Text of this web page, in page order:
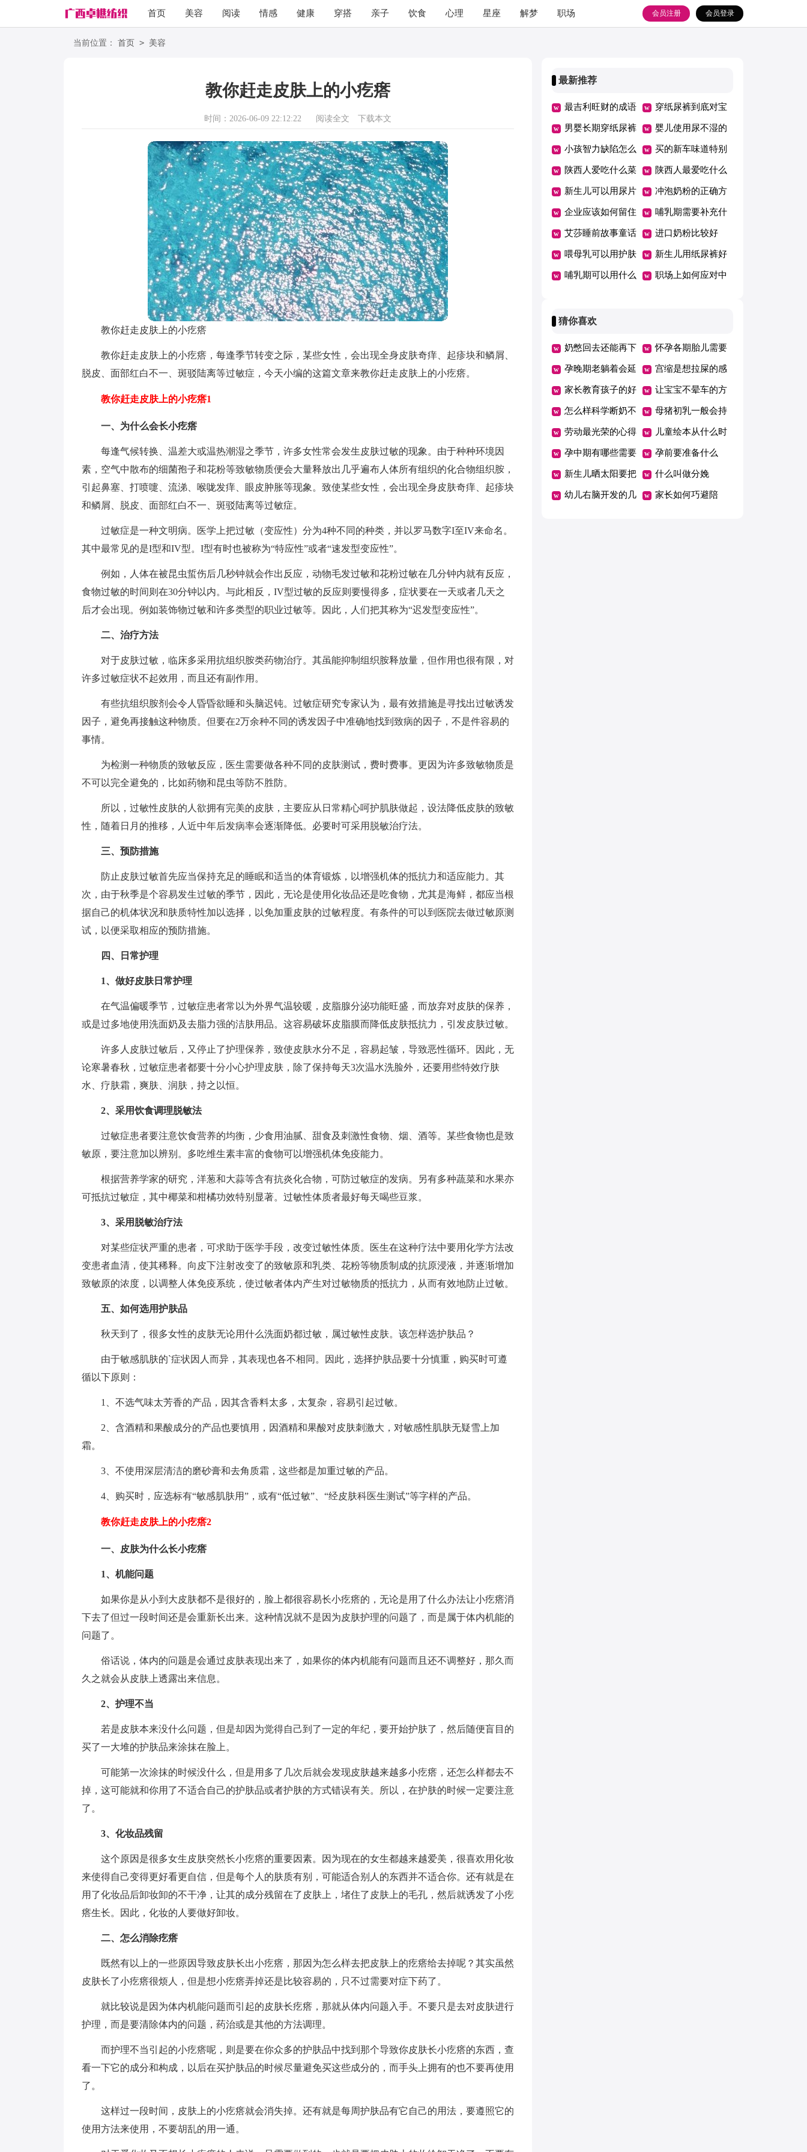
首页 美容 阅读 情感 健康 穿搭 亲子 饮食 心理 星座 解梦 职场
励志
会员登录
会员注册
当前位置： 首页 > 美容
教你赶走皮肤上的小疙瘩
时间：2026-06-09 22:12:22 阅读全文 下载本文
教你赶走皮肤上的小疙瘩
教你赶走皮肤上的小疙瘩，每逢季节转变之际，某些女性，会出现全身皮肤奇痒、起疹块和鳞屑、
脱皮、面部红白不一、斑驳陆离等过敏症，今天小编的这篇文章来教你赶走皮肤上的小疙瘩。
教你赶走皮肤上的小疙瘩1
一、为什么会长小疙瘩
每逢气候转换、温差大或温热潮湿之季节，许多女性常会发生皮肤过敏的现象。由于种种环境因
素，空气中散布的细菌孢子和花粉等致敏物质便会大量释放出几乎遍布人体所有组织的化合物组织胺，
引起鼻塞、打喷嚏、流涕、喉咙发痒、眼皮肿胀等现象。致使某些女性，会出现全身皮肤奇痒、起疹块
和鳞屑、脱皮、面部红白不一、斑驳陆离等过敏症。
过敏症是一种文明病。医学上把过敏（变应性）分为4种不同的种类，并以罗马数字I至IV来命名。
其中最常见的是I型和IV型。I型有时也被称为“特应性”或者“速发型变应性”。
例如，人体在被昆虫蜇伤后几秒钟就会作出反应，动物毛发过敏和花粉过敏在几分钟内就有反应，
食物过敏的时间则在30分钟以内。与此相反，IV型过敏的反应则要慢得多，症状要在一天或者几天之
后才会出现。例如装饰物过敏和许多类型的职业过敏等。因此，人们把其称为“迟发型变应性”。
二、治疗方法
对于皮肤过敏，临床多采用抗组织胺类药物治疗。其虽能抑制组织胺释放量，但作用也很有限，对
许多过敏症状不起效用，而且还有副作用。
有些抗组织胺剂会令人昏昏欲睡和头脑迟钝。过敏症研究专家认为，最有效措施是寻找出过敏诱发
因子，避免再接触这种物质。但要在2万余种不同的诱发因子中准确地找到致病的因子，不是件容易的
事情。
为检测一种物质的致敏反应，医生需要做各种不同的皮肤测试，费时费事。更因为许多致敏物质是
不可以完全避免的，比如药物和昆虫等防不胜防。
所以，过敏性皮肤的人欲拥有完美的皮肤，主要应从日常精心呵护肌肤做起，设法降低皮肤的致敏
性，随着日月的推移，人近中年后发病率会逐渐降低。必要时可采用脱敏治疗法。
三、预防措施
防止皮肤过敏首先应当保持充足的睡眠和适当的体育锻炼，以增强机体的抵抗力和适应能力。其
次，由于秋季是个容易发生过敏的季节，因此，无论是使用化妆品还是吃食物，尤其是海鲜，都应当根
据自己的机体状况和肤质特性加以选择，以免加重皮肤的过敏程度。有条件的可以到医院去做过敏原测
试，以便采取相应的预防措施。
四、日常护理
1、做好皮肤日常护理
在气温偏暖季节，过敏症患者常以为外界气温较暖，皮脂腺分泌功能旺盛，而放弃对皮肤的保养，
或是过多地使用洗面奶及去脂力强的洁肤用品。这容易破坏皮脂膜而降低皮肤抵抗力，引发皮肤过敏。
许多人皮肤过敏后，又停止了护理保养，致使皮肤水分不足，容易起皱，导致恶性循环。因此，无
论寒暑春秋，过敏症患者都要十分小心护理皮肤，除了保持每天3次温水洗脸外，还要用些特效疗肤
水、疗肤霜，爽肤、润肤，持之以恒。
2、采用饮食调理脱敏法
过敏症患者要注意饮食营养的均衡，少食用油腻、甜食及刺激性食物、烟、酒等。某些食物也是致
敏原，要注意加以辨别。多吃维生素丰富的食物可以增强机体免疫能力。
根据营养学家的研究，洋葱和大蒜等含有抗炎化合物，可防过敏症的发病。另有多种蔬菜和水果亦
可抵抗过敏症，其中椰菜和柑橘功效特别显著。过敏性体质者最好每天喝些豆浆。
3、采用脱敏治疗法
对某些症状严重的患者，可求助于医学手段，改变过敏性体质。医生在这种疗法中要用化学方法改
变患者血清，使其稀释。向皮下注射改变了的致敏原和乳类、花粉等物质制成的抗原浸液，并逐渐增加
致敏原的浓度，以调整人体免疫系统，使过敏者体内产生对过敏物质的抵抗力，从而有效地防止过敏。
五、如何选用护肤品
秋天到了，很多女性的皮肤无论用什么洗面奶都过敏，属过敏性皮肤。该怎样选护肤品？
由于敏感肌肤的`症状因人而异，其表现也各不相同。因此，选择护肤品要十分慎重，购买时可遵
循以下原则：
1、不选气味太芳香的产品，因其含香料太多，太复杂，容易引起过敏。
2、含酒精和果酸成分的产品也要慎用，因酒精和果酸对皮肤刺激大，对敏感性肌肤无疑雪上加
霜。
3、不使用深层清洁的磨砂膏和去角质霜，这些都是加重过敏的产品。
4、购买时，应选标有“敏感肌肤用”，或有“低过敏”、“经皮肤科医生测试”等字样的产品。
教你赶走皮肤上的小疙瘩2
一、皮肤为什么长小疙瘩
1、机能问题
如果你是从小到大皮肤都不是很好的，脸上都很容易长小疙瘩的，无论是用了什么办法让小疙瘩消
下去了但过一段时间还是会重新长出来。这种情况就不是因为皮肤护理的问题了，而是属于体内机能的
问题了。
俗话说，体内的问题是会通过皮肤表现出来了，如果你的体内机能有问题而且还不调整好，那久而
久之就会从皮肤上透露出来信息。
2、护理不当
若是皮肤本来没什么问题，但是却因为觉得自己到了一定的年纪，要开始护肤了，然后随便盲目的
买了一大堆的护肤品来涂抹在脸上。
可能第一次涂抹的时候没什么，但是用多了几次后就会发现皮肤越来越多小疙瘩，还怎么样都去不
掉，这可能就和你用了不适合自己的护肤品或者护肤的方式错误有关。所以，在护肤的时候一定要注意
了。
3、化妆品残留
这个原因是很多女生皮肤突然长小疙瘩的重要因素。因为现在的女生都越来越爱美，很喜欢用化妆
来使得自己变得更好看更自信，但是每个人的肤质有别，可能适合别人的东西并不适合你。还有就是在
用了化妆品后卸妆卸的不干净，让其的成分残留在了皮肤上，堵住了皮肤上的毛孔，然后就诱发了小疙
瘩生长。因此，化妆的人要做好卸妆。
二、怎么消除疙瘩
既然有以上的一些原因导致皮肤长出小疙瘩，那因为怎么样去把皮肤上的疙瘩给去掉呢？其实虽然
皮肤长了小疙瘩很烦人，但是想小疙瘩弄掉还是比较容易的，只不过需要对症下药了。
就比较说是因为体内机能问题而引起的皮肤长疙瘩，那就从体内问题入手。不要只是去对皮肤进行
护理，而是要清除体内的问题，药治或是其他的方法调理。
而护理不当引起的小疙瘩呢，则是要在你众多的护肤品中找到那个导致你皮肤长小疙瘩的东西，查
看一下它的成分和构成，以后在买护肤品的时候尽量避免买这些成分的，而手头上拥有的也不要再使用
了。
这样过一段时间，皮肤上的小疙瘩就会消失掉。还有就是每周护肤品有它自己的用法，要遵照它的
使用方法来使用，不要胡乱的用一通。
最新推荐
最吉利旺财的成语 穿纸尿裤到底对宝
宝好不好
男婴长期穿纸尿裤
危害
婴儿使用尿不湿的
危害
小孩智力缺陷怎么
办
买的新车味道特别
大如何消除
陕西人爱吃什么菜 陕西人最爱吃什么
菜
新生儿可以用尿片
吗
冲泡奶粉的正确方
法
企业应该如何留住
优秀员工
哺乳期需要补充什
么维生素
艾莎睡前故事童话
故事
进口奶粉比较好
喂母乳可以用护肤
品吗
新生儿用纸尿裤好
还是用拉拉裤好
哺乳期可以用什么 职场上如何应对中
猜你喜欢
奶憋回去还能再下
来吗
怀孕各期胎儿需要
的营养
孕晚期老躺着会延
期吗
宫缩是想拉屎的感
觉吗
家长教育孩子的好
方法总结一年级
让宝宝不晕车的方
法
怎么样科学断奶不
坑娃
母猪初乳一般会持
续几天
劳动最光荣的心得
体会范文（精选5
篇）
儿童绘本从什么时
候开始看有哪些好
处
孕中期有哪些需要
注意的事项
孕前要准备什么
新生儿晒太阳要把
衣服脱了吗
什么叫做分娩
幼儿右脑开发的几 家长如何巧避陪